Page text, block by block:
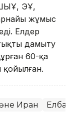
ЭҚҰ,
жұмыс
Елдер
дамыту
60-қа
Иран